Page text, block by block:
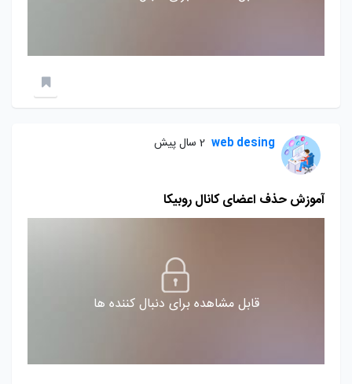
web desing 2 سال پیش
آموزش حذف اعضای کانال روبیکا
قابل مشاهده برای دنبال کننده ها